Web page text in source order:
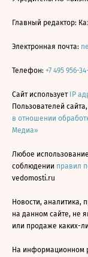
Главный редактор:
Электронная почта:
Телефон: +7 495 956-
Сайт использует IP
Пользователей
в отношении
Медиа»
Любое
соблюдении правил
vedomosti.ru
Новости, аналитика,
на данном сайте, не
или продаже каких-
На информационном